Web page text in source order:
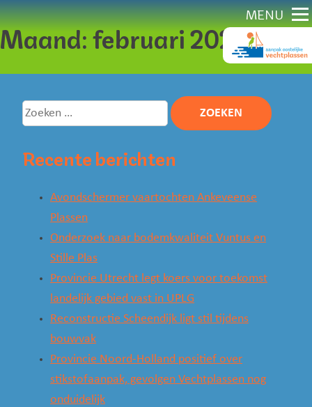
naar
content
MENU
Maand:februari 2025
Zoeken
naar:
Recente berichten
Avondschermer vaartochten Ankeveense
Plassen
Onderzoek naar bodemkwaliteit Vuntus en
Stille Plas
Provincie Utrecht legt koers voor toekomst
landelijk gebied vast in UPLG
Reconstructie Scheendijk ligt stil tijdens
bouwvak
Provincie Noord-Holland positief over
stikstofaanpak, gevolgen Vechtplassen nog
onduidelijk